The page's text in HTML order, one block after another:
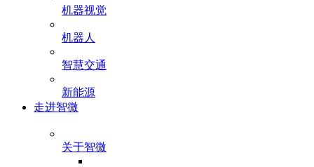
机器视觉
机器人
智慧交通
新能源
走进智微
关于智微